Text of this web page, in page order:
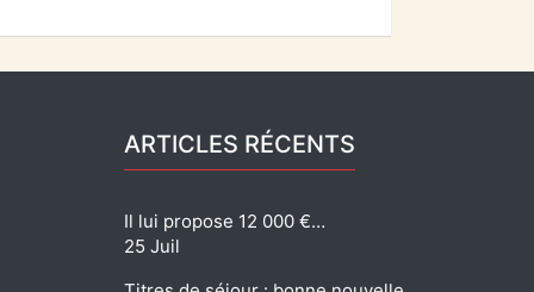
b
o
o
k
A
p
p
a
m
er
ARTICLES RÉCENTS
Il lui propose 12 000 €…
25 Juil